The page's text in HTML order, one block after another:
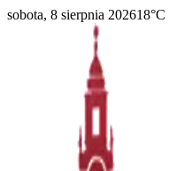
sobota, 8 sierpnia 202618°C